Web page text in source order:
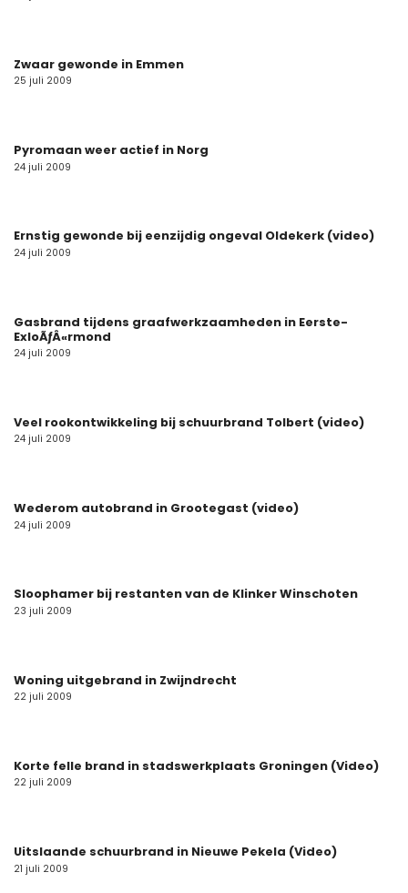
Zwaar gewonde in Emmen
25 juli 2009
Pyromaan weer actief in Norg
24 juli 2009
Ernstig gewonde bij eenzijdig ongeval Oldekerk (video)
24 juli 2009
Gasbrand tijdens graafwerkzaamheden in Eerste-
ExloÃƒÂ«rmond
24 juli 2009
Veel rookontwikkeling bij schuurbrand Tolbert (video)
24 juli 2009
Wederom autobrand in Grootegast (video)
24 juli 2009
Sloophamer bij restanten van de Klinker Winschoten
23 juli 2009
Woning uitgebrand in Zwijndrecht
22 juli 2009
Korte felle brand in stadswerkplaats Groningen (Video)
22 juli 2009
Uitslaande schuurbrand in Nieuwe Pekela (Video)
21 juli 2009